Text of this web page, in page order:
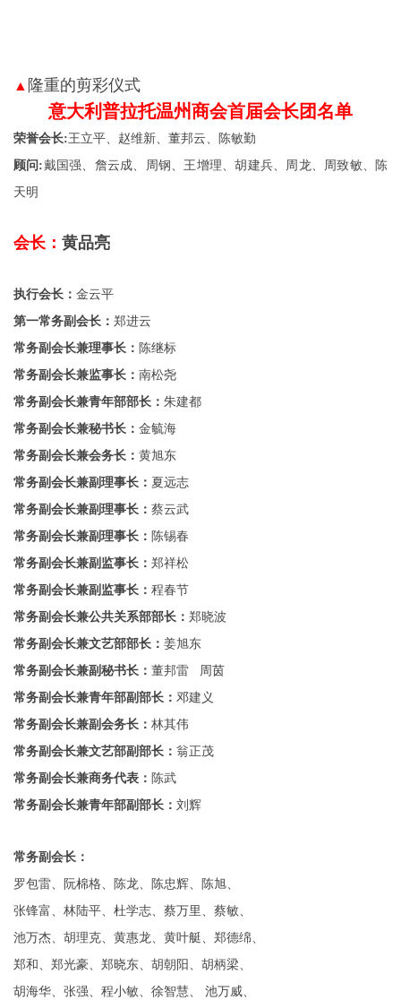
▲ 隆重的剪彩仪式
意大利普拉托温州商会首届会长团名单
荣誉会长:王立平、赵维新、董邦云、陈敏勤
顾问:戴国强、詹云成、周钢、王增理、胡建兵、周龙、周致敏、陈
天明
会长： 黄品亮
执行会长： 金云平
第一常务副会长： 郑进云
常务副会长兼理事长： 陈继标
常务副会长兼监事长： 南松尧
常务副会长兼青年部部长： 朱建都
常务副会长兼秘书长： 金毓海
常务副会长兼会务长： 黄旭东
常务副会长兼副理事长： 夏远志
常务副会长兼副理事长： 蔡云武
常务副会长兼副理事长： 陈锡春
常务副会长兼副监事长： 郑祥松
常务副会长兼副监事长： 程春节
常务副会长兼公共关系部部长： 郑晓波
常务副会长兼文艺部部长： 姜旭东
常务副会长兼副秘书长： 董邦雷 周茵
常务副会长兼青年部副部长： 邓建义
常务副会长兼副会务长： 林其伟
常务副会长兼文艺部副部长： 翁正茂
常务副会长兼商务代表： 陈武
常务副会长兼青年部副部长： 刘辉
常务副会长：
罗包雷、阮棉格、陈龙、陈忠辉、
陈旭、
张锋富、林陆平、杜学志、蔡万里、 蔡敏、
池万杰、胡理克、黄惠龙、黄叶艇、 郑德绵、
郑和、郑光豪、郑晓东、胡朝阳、 胡柄梁、
胡海华、张强、程小敏、徐智慧、 池万威、